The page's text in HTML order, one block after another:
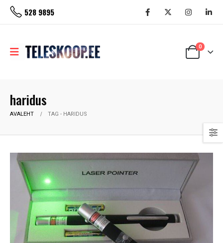
528 9895
0
haridus
AVALEHT TAG - HARIDUS